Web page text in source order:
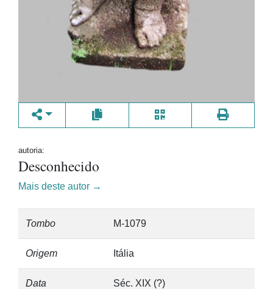
autoria:
Desconhecido
Mais deste autor →
Tombo M-1079
Origem Itália
Data Séc. XIX (?)